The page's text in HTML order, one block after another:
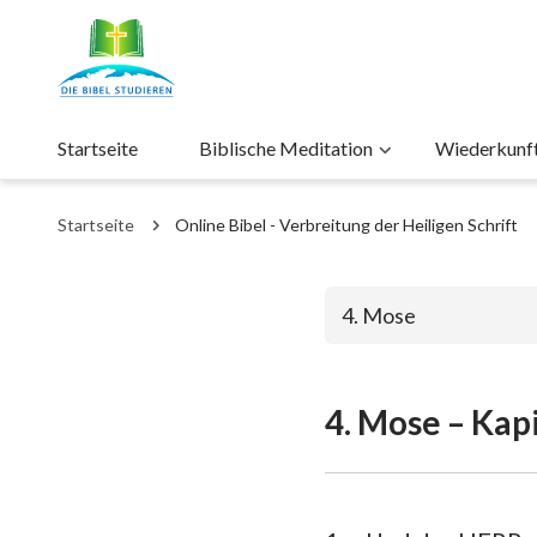
Startseite Biblische Meditation
Startseite Online Bibel - Verbreitung der Heiligen Schrift
4. Mose
Das alte
4. Mose –